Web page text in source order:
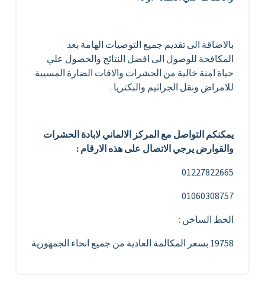
بالاضاقة الى تقديم جميع التوصيات الهامة بعد
المكافحة للوصول الى افضل النتائج والحصول علي
حياة امنة خالية من الحشرات والافات الضارة المسيية
للامراض ونقل الجراثيم والبكتريا .
يمكنكم التواصل مع المركز الالماني لابادة الحشرات
والقوارض يرجي الاتصال على هذه الارقام :
01227822665
01060308757
الخط الساخن :
19758 بسعر المكالمة العادية من جميع انحاء الجمهورية